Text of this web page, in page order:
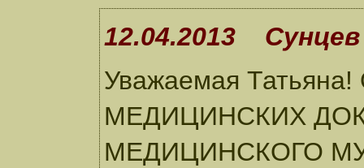
12.04.2013
Уважаемая
МЕДИЦИНСКИХ
МЕДИЦИНСКОГО